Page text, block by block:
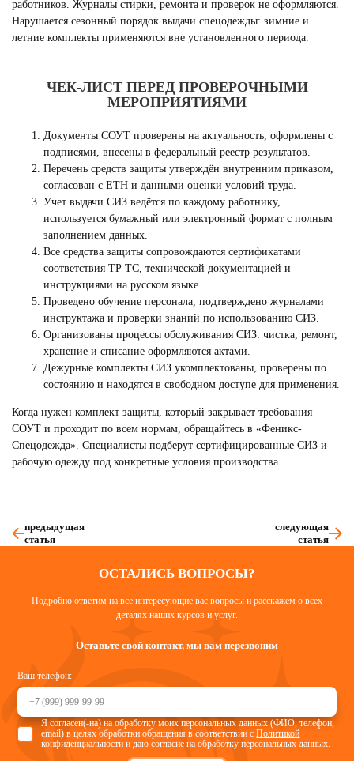
работников. Журналы стирки, ремонта и проверок не оформляются.
Нарушается сезонный порядок выдачи спецодежды: зимние и
летние комплекты применяются вне установленного периода.
ЧЕК-ЛИСТ ПЕРЕД ПРОВЕРОЧНЫМИ
МЕРОПРИЯТИЯМИ
Документы СОУТ проверены на актуальность, оформлены с
подписями, внесены в федеральный реестр результатов.
Перечень средств защиты утверждён внутренним приказом,
согласован с ЕТН и данными оценки условий труда.
Учет выдачи СИЗ ведётся по каждому работнику,
используется бумажный или электронный формат с полным
заполнением данных.
Все средства защиты сопровождаются сертификатами
соответствия ТР ТС, технической документацией и
инструкциями на русском языке.
Проведено обучение персонала, подтверждено журналами
инструктажа и проверки знаний по использованию СИЗ.
Организованы процессы обслуживания СИЗ: чистка, ремонт,
хранение и списание оформляются актами.
Дежурные комплекты СИЗ укомплектованы, проверены по
состоянию и находятся в свободном доступе для применения.
Когда нужен комплект защиты, который закрывает требования
СОУТ и проходит по всем нормам, обращайтесь в «Феникс-
Спецодежда». Специалисты подберут сертифицированные СИЗ и
рабочую одежду под конкретные условия производства.
предыдущая
статья
следующая
статья
ОСТАЛИСЬ ВОПРОСЫ?
Подробно ответим на все интересующие вас вопросы и расскажем о всех
деталях наших курсов и услуг.
Оставьте свой контакт, мы вам перезвоним
Ваш телефон:
Я согласен(-на) на обработку моих персональных данных (ФИО, телефон,
email) в целях обработки обращения в соответствии сПолитикой
конфиденциальности и даю согласие наобработку персональных данных.